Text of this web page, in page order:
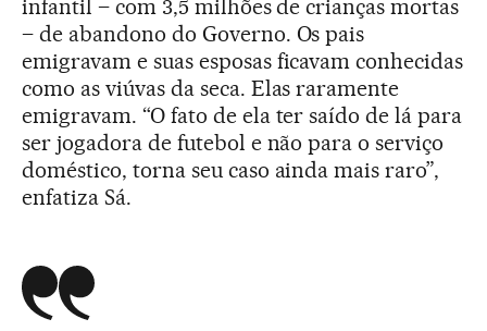
infantil – com 3,5 milhões de crianças mortas
– de abandono do Governo. Os pais
emigravam e suas esposas ficavam conhecidas
como as viúvas da seca. Elas raramente
emigravam. “O fato de ela ter saído de lá para
ser jogadora de futebol e não para o serviço
doméstico, torna seu caso ainda mais raro”,
enfatiza Sá.